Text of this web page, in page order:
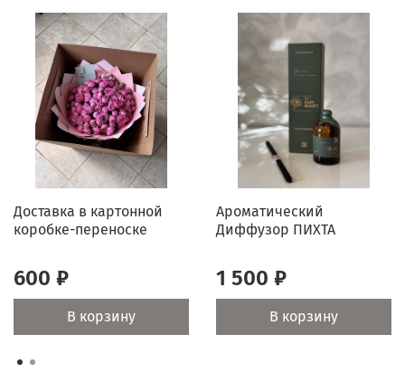
Доставка в картонной
коробке-переноске
600 ₽
В корзину
Ароматический
Диффузор ПИХТА
1 500 ₽
В корзину